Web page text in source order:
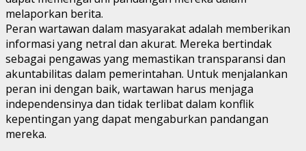
melaporkan berita.
Peran wartawan dalam masyarakat adalah memberikan
informasi yang netral dan akurat. Mereka bertindak
sebagai pengawas yang memastikan transparansi dan
akuntabilitas dalam pemerintahan. Untuk menjalankan
peran ini dengan baik, wartawan harus menjaga
independensinya dan tidak terlibat dalam konflik
kepentingan yang dapat mengaburkan pandangan
mereka.